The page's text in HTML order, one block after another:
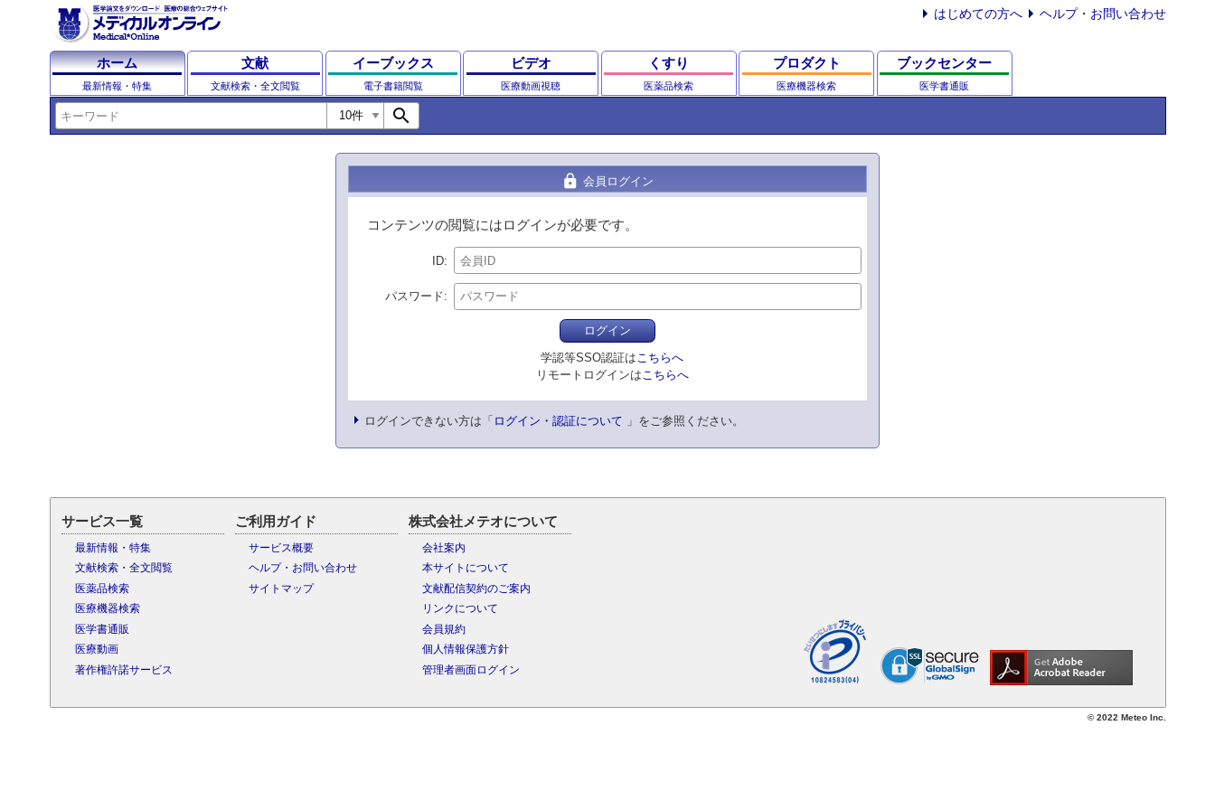
はじめての方へ ヘルプ・お問い合わせ
ホーム
最新情報・特集
文献
文献検索・全文閲覧
イーブックス
電子書籍閲覧
ビデオ
医療動画視聴
くすり
医薬品検索
プロダクト
医療機器検索
ブックセンター
医学書通販
search
lock 会員ログイン
コンテンツの閲覧にはログインが必要です。
ID
パスワード
ログイン
学認等SSO認証は こちらへ
リモートログインは こちらへ
ログインできない方は「 ログイン・認証について 」をご参照ください。
サービス一覧
最新情報・特集
文献検索・全文閲覧
医薬品検索
医療機器検索
医学書通販
医療動画
著作権許諾サービス
ご利用ガイド
サービス概要
ヘルプ・お問い合わせ
サイトマップ
株式会社メテオについて
会社案内
本サイトについて
文献配信契約のご案内
リンクについて
会員規約
個人情報保護方針
管理者画面ログイン
© 2022 Meteo Inc.